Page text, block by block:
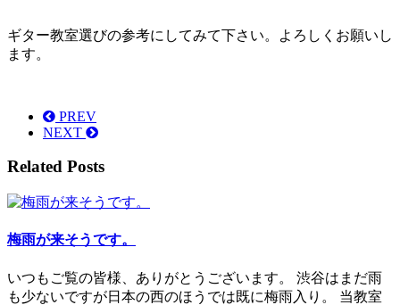
ギター教室選びの参考にしてみて下さい。よろしくお願いし
ます。
PREV
NEXT
Related Posts
梅雨が来そうです。
いつもご覧の皆様、ありがとうございます。 渋谷はまだ雨
も少ないですが日本の西のほうでは既に梅雨入り。 当教室